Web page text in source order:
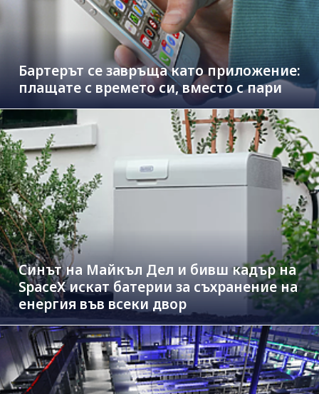
Бартерът се завръща като приложение:
плащате с времето си, вместо с пари
Синът на Майкъл Дeл и бивш кадър на
SpaceX искат батерии за съхранение на
енергия във всеки двор